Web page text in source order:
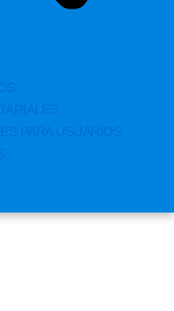
PARA USUARIOS